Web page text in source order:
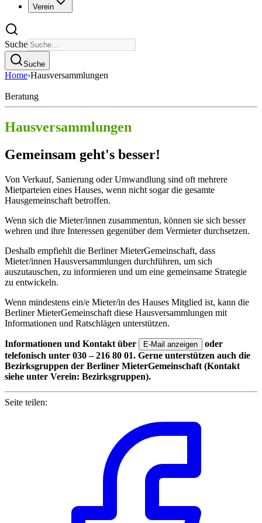
Verein
Suche
Suche
Home›Hausversammlungen
Beratung
Hausversammlungen
Gemeinsam geht's besser!
Von Verkauf, Sanierung oder Umwandlung sind oft mehrere
Mietparteien eines Hauses, wenn nicht sogar die gesamte
Hausgemeinschaft betroffen.
Wenn sich die Mieter/innen zusammentun, können sie sich besser
wehren und ihre Interessen gegenüber dem Vermieter durchsetzen.
Deshalb empfiehlt die Berliner MieterGemeinschaft, dass
Mieter/innen Hausversammlungen durchführen, um sich
auszutauschen, zu informieren und um eine gemeinsame Strategie
zu entwickeln.
Wenn mindestens ein/e Mieter/in des Hauses Mitglied ist, kann die
Berliner MieterGemeinschaft diese Hausversammlungen mit
Informationen und Ratschlägen unterstützen.
Informationen und Kontakt über E-Mail anzeigen
oder
telefonisch unter 030 – 216 80 01. Gerne unterstützen auch die
Bezirksgruppen der Berliner MieterGemeinschaft (Kontakt
siehe unter Verein: Bezirksgruppen).
Seite teilen: